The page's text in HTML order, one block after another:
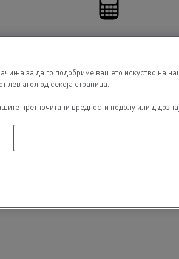
за да го подобриме вашето искуство на
лев агол од секоја страница.
претпочитани вредности подолу или д